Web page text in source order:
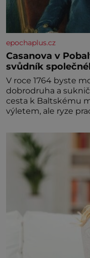
epochaplus.cz
Casanova v
svůdník
V roce 1764 byste
dobrodruha a
cesta k Baltskému
výletem, ale ryze
procházel uličkami
kontaktoval tamní
oblasti žádným